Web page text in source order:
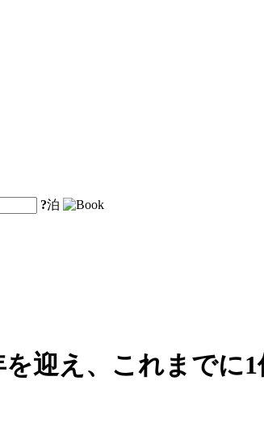
?泊
迎え、これまでに